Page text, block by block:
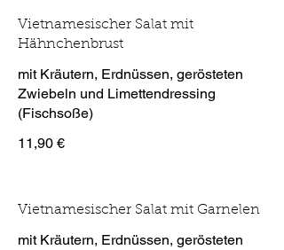
Vietnamesischer Salat mit
Hähnchenbrust
mit Kräutern, Erdnüssen, gerösteten
Zwiebeln und Limettendressing
(Fischsoße)
11,90 €
Vietnamesischer Salat mit Garnelen
mit Kräutern, Erdnüssen, gerösteten